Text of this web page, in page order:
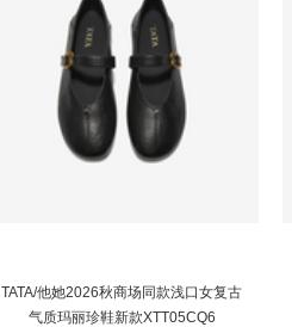
TATA/他她2026秋商场同款浅口女复古
气质玛丽珍鞋新款XTT05CQ6